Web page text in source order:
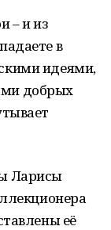
– и из
в
идеями,
добрых
Ларисы
её